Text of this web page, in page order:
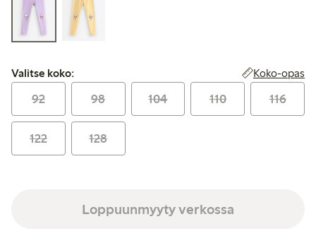
Valitse koko:
Valitse koko: Koko-opas
92 98 104 110 116
122 128
Loppuunmyyty verkossa